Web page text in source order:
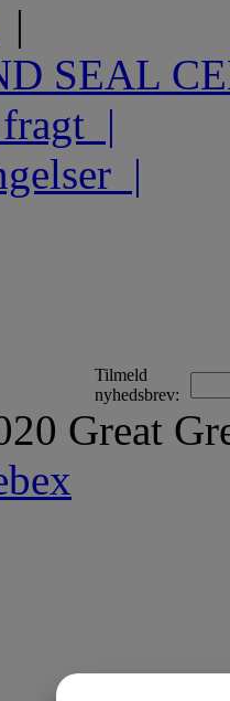
|
SEAL
|
|
Tilmeld
nyhedsbrev:
Great